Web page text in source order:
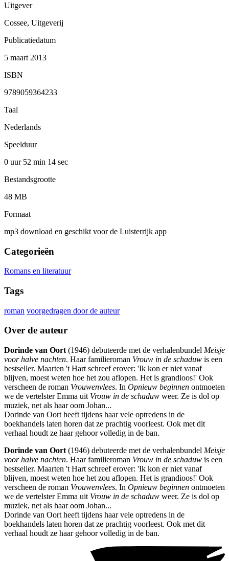
Uitgever
Cossee, Uitgeverij
Publicatiedatum
5 maart 2013
ISBN
9789059364233
Taal
Nederlands
Speelduur
0 uur 52 min 14 sec
Bestandsgrootte
48 MB
Formaat
mp3 download en geschikt voor de Luisterrijk app
Categorieën
Romans en literatuur
Tags
roman voorgedragen door de auteur
Over de auteur
Dorinde van Oort (1946) debuteerde met de verhalenbundel Meisje
voor halve nachten. Haar familieroman Vrouw in de schaduw is een
bestseller. Maarten 't Hart schreef erover: 'Ik kon er niet vanaf
blijven, moest weten hoe het zou aflopen. Het is grandioos!' Ook
verscheen de roman Vrouwenvlees. In Opnieuw beginnen ontmoeten
we de vertelster Emma uit Vrouw in de schaduw weer. Ze is dol op
muziek, net als haar oom Johan...
Dorinde van Oort heeft tijdens haar vele optredens in de
boekhandels laten horen dat ze prachtig voorleest. Ook met dit
verhaal houdt ze haar gehoor volledig in de ban.
Dorinde van Oort (1946) debuteerde met de verhalenbundel Meisje
voor halve nachten. Haar familieroman Vrouw in de schaduw is een
bestseller. Maarten 't Hart schreef erover: 'Ik kon er niet vanaf
blijven, moest weten hoe het zou aflopen. Het is grandioos!' Ook
verscheen de roman Vrouwenvlees. In Opnieuw beginnen ontmoeten
we de vertelster Emma uit Vrouw in de schaduw weer. Ze is dol op
muziek, net als haar oom Johan...
Dorinde van Oort heeft tijdens haar vele optredens in de
boekhandels laten horen dat ze prachtig voorleest. Ook met dit
verhaal houdt ze haar gehoor volledig in de ban.